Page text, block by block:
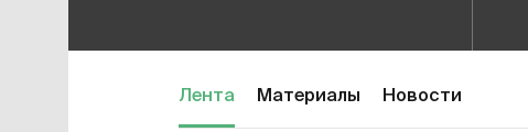
Лента Материалы Новости